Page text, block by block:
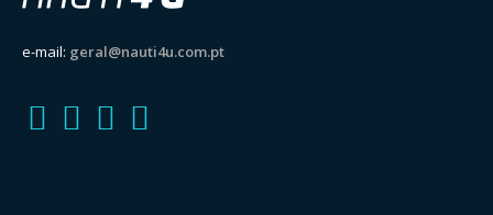
e-mail: geral@nauti4u.com.pt